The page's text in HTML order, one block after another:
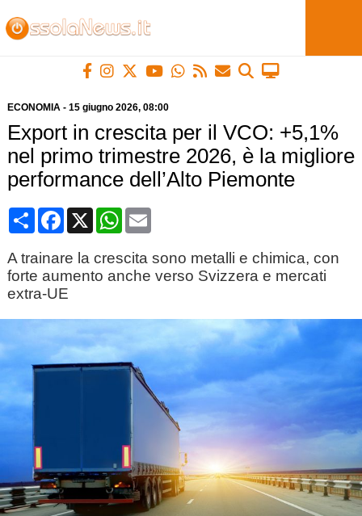
ECONOMIA- 15 giugno 2026, 08:00
Export in crescita per il VCO: +5,1%
nel primo trimestre 2026, è la migliore
performance dell’Alto Piemonte
CondividiFacebook
X WhatsApp
Email
A trainare la crescita sono metalli e chimica, con
forte aumento anche verso Svizzera e mercati
extra-UE